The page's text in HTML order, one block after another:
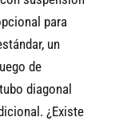
para
un
de
diagonal
¿Existe